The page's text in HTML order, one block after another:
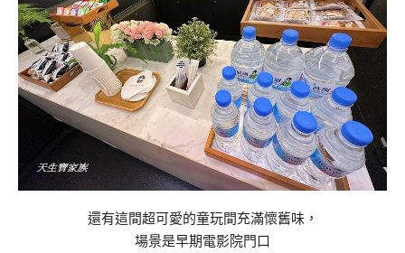
還有這間超可愛的童玩間充滿懷舊味，
場景是早期電影院門口